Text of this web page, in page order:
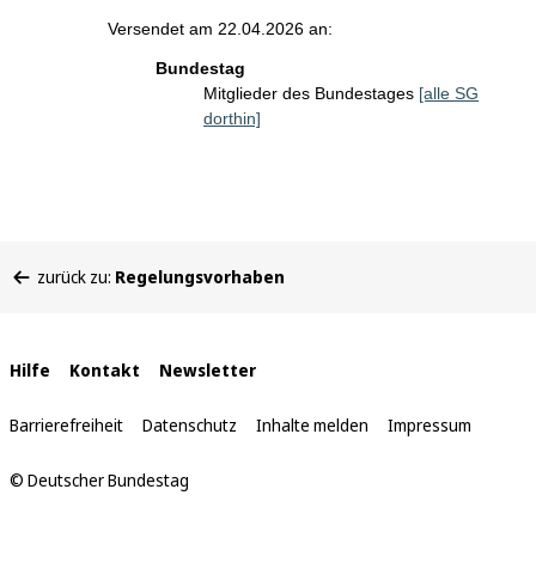
Versendet am 22.04.2026 an:
Bundestag
Mitglieder des Bundestages [alle SG
dorthin]
befinden
zurück zu: Regelungsvorhaben
Interne
Links
Hilfe Kontakt Newsletter
Barrierefreiheit Datenschutz Inhalte melden Impressum
© Deutscher Bundestag